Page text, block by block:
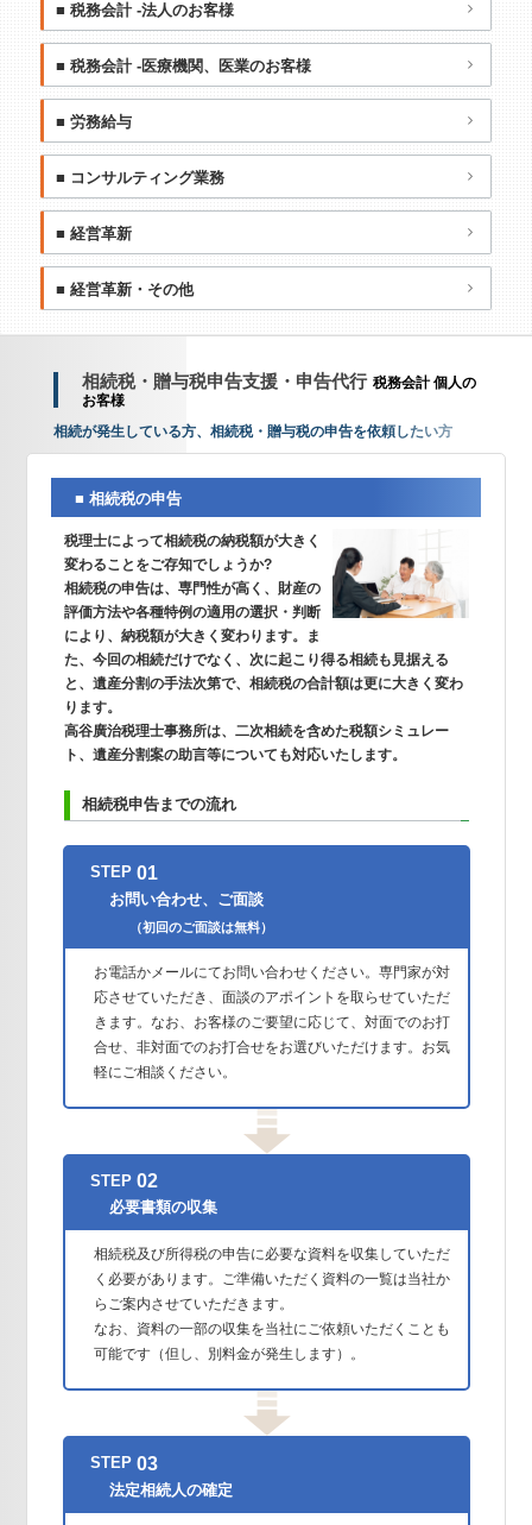
■ 税務会計 -法人のお客様
■ 税務会計 -医療機関、医業のお客様
■ 労務給与
■ コンサルティング業務
■ 経営革新
■ 経営革新・その他
相続税・贈与税申告支援・申告代行 税務会計 個人の
お客様
相続が発生している方、 相続税・ 贈与税の申告を依頼したい方
■ 相続税の申告
税理士によって相続税の納税額が大きく
変わることをご存知でしょうか?
相続税の申告は、専門性が高く、財産の
評価方法や各種特例の適用の選択・判断
により、納税額が大きく変わります。ま
た、今回の相続だけでなく、次に起こり得る相続も見据える
と、遺産分割の手法次第で、相続税の合計額は更に大きく変わ
ります。
高谷廣治税理士事務所は、二次相続を含めた税額シミュレー
ト、遺産分割案の助言等についても対応いたします。
相続税申告までの流れ
STEP01
お問い合わせ、ご面談
（初回のご面談は無料）
お電話かメールにてお問い合わせください。専門家が対
応させていただき、面談のアポイントを取らせていただ
きます。なお、お客様のご要望に応じて、対面でのお打
合せ、非対面でのお打合せをお選びいただけます。お気
軽にご相談ください。
STEP02
必要書類の収集
相続税及び所得税の申告に必要な資料を収集していただ
く必要があります。ご準備いただく資料の一覧は当社か
らご案内させていただきます。
なお、資料の一部の収集を当社にご依頼いただくことも
可能です（但し、別料金が発生します）。
STEP03
法定相続人の確定